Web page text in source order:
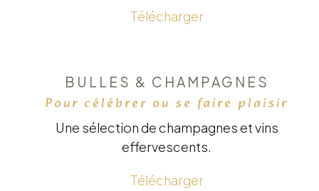
Télécharger
BULLES & CHAMPAGNES
Pour célébrer ou se faire plaisir
Une sélection de champagnes et vins
effervescents.
Télécharger